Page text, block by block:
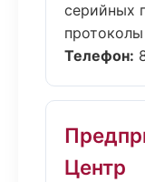
серийных
Телефон:
Центр